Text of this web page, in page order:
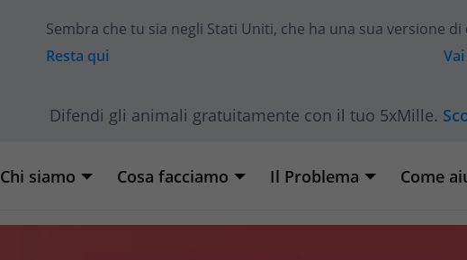
Sembra che tu sia negli Stati Uniti, che ha una sua versione
Resta qui
Difendi gli animali gratuitamente con il tuo 5xMille.
Chi siamo Cosa facciamo Il Problema Come